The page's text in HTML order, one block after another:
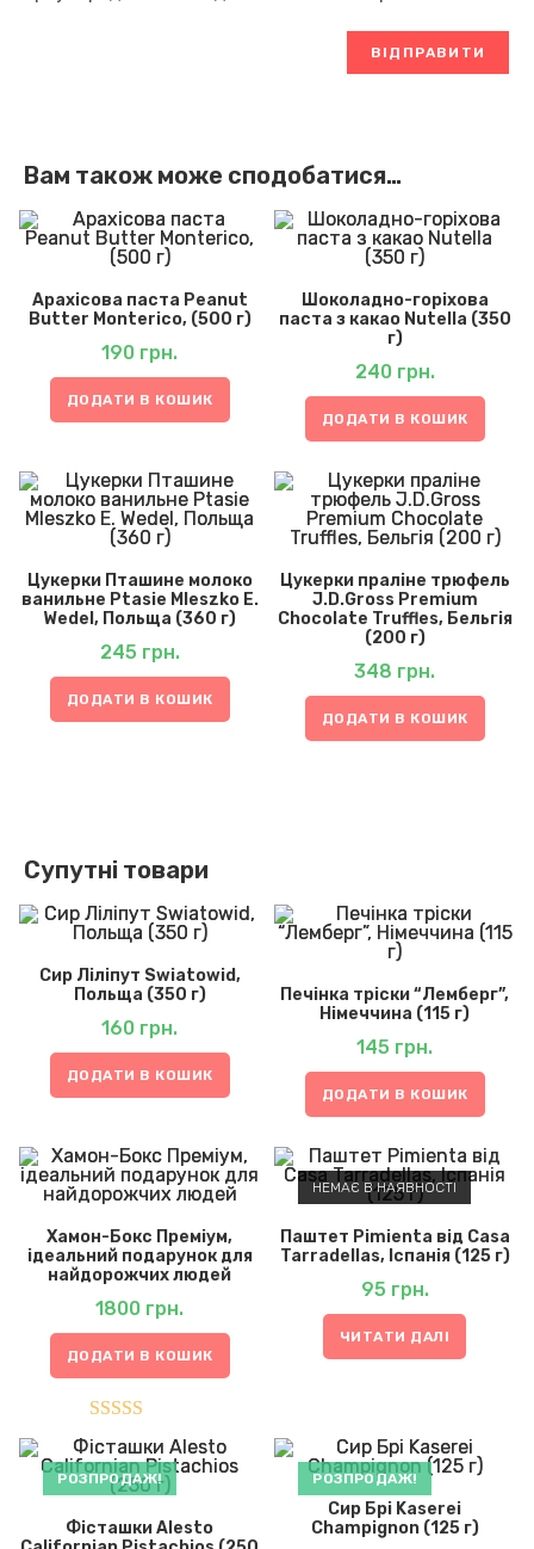
Вам також може сподобатися…
Арахісова паста Peanut
Butter Monterico, (500 г)
190 грн.
ДОДАТИ В КОШИК
Шоколадно-горіхова
паста з какао Nutella (350
г)
240 грн.
ДОДАТИ В КОШИК
Цукерки Пташине молоко
ванильне Ptasie Mleszko E.
Wedel, Польща (360 г)
245 грн.
ДОДАТИ В КОШИК
Цукерки праліне трюфель
J.D.Gross Premium
Chocolate Truffles, Бельгія
(200 г)
348 грн.
ДОДАТИ В КОШИК
Супутні товари
Сир Ліліпут Swiatowid,
Польща (350 г)
160 грн.
ДОДАТИ В КОШИК
Печінка тріски “Лемберг”,
Німеччина (115 г)
145 грн.
ДОДАТИ В КОШИК
Хамон-Бокс Преміум,
ідеальний подарунок для
найдорожчих людей
1800 грн.
ДОДАТИ В КОШИК
Оцінено в
5.00з 5
НЕМАЄ В НАЯВНОСТІ
Паштет Pimienta від Casa
Tarradellas, Іспанія (125 г)
95 грн.
ЧИТАТИ ДАЛІ
РОЗПРОДАЖ!
Фісташки Alesto
РОЗПРОДАЖ!
Сир Брі Kaserei
Champignon (125 г)